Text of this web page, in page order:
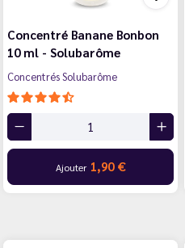
Concentré Banane Bonbon
10 ml - Solubarôme
Concentrés Solubarôme
Ajouter 1,90 €